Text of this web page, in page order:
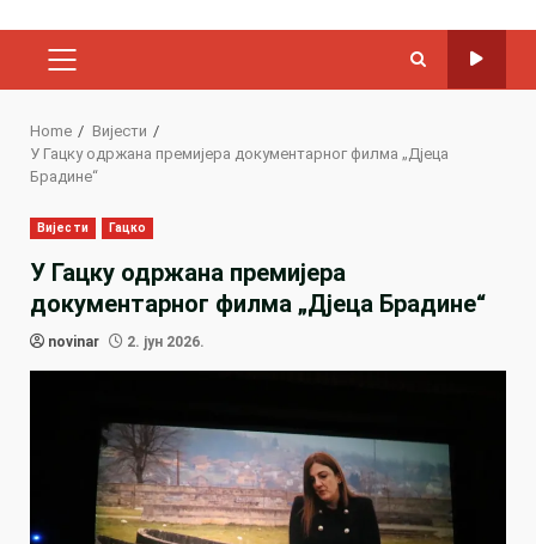
PRIMARY
Home
Вијести
У Гацку одржана премијера документарног филма „Дјеца
Брадине“
Вијести Гацко
У Гацку одржана премијера
документарног филма „Дјеца Брадине“
novinar 2. јун 2026.